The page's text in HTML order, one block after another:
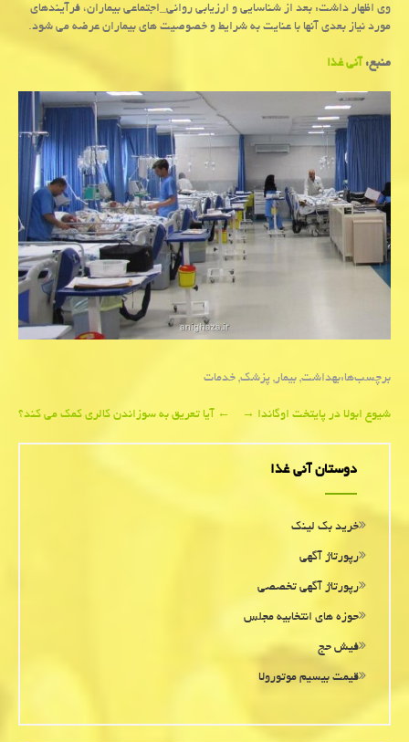
وی اظهار داشت: بعد از شناسایی و ارزیابی روانی_اجتماعی بیماران، فرآیندهای
مورد نیاز بعدی آنها با عنایت به شرایط و خصوصیت های بیماران عرضه می شود.
منبع:آنی غذا
برچسب‌ها:بهداشت,بیمار,پزشك,خدمات
Post
navigation
←آیا تعریق به سوزاندن کالری کمک می کند؟ شیوع ابولا در پایتخت اوگاندا→
دوستان آنی غذا
خرید بک لینک
رپورتاژ آگهی
رپورتاژ آگهی تخصصی
حوزه های انتخابیه مجلس
فیش حج
قیمت بیسیم موتورولا